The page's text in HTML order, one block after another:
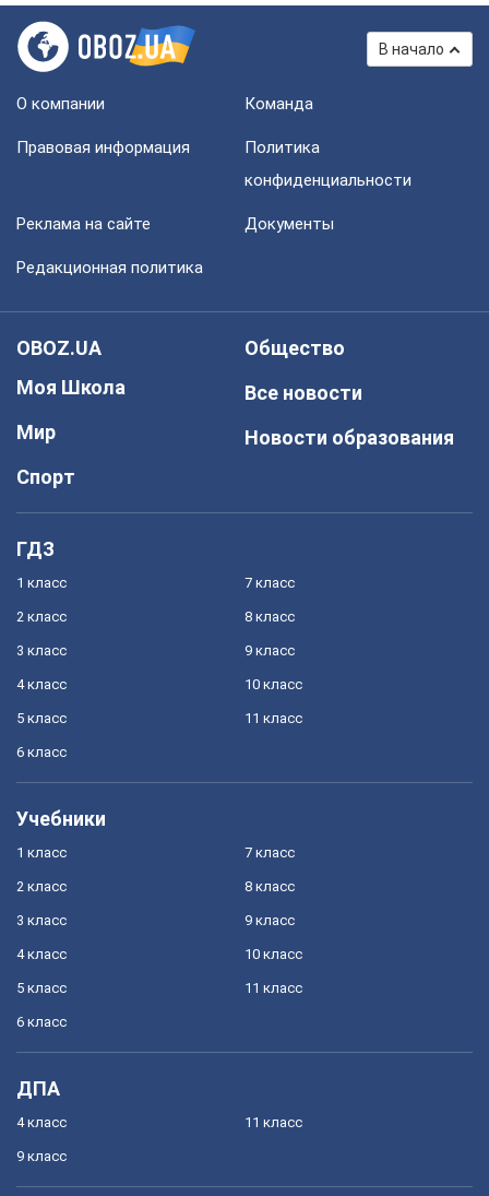
В начало
О компании Команда
Правовая информация
Политика
конфиденциальности
Реклама на сайте Документы
Редакционная политика
OBOZ.UA
Моя Школа
Мир
Спорт
Общество
Все новости
Новости образования
ГДЗ
1 класс
2 класс
3 класс
4 класс
5 класс
6 класс
7 класс
8 класс
9 класс
10 класс
11 класс
Учебники
1 класс
2 класс
3 класс
4 класс
5 класс
6 класс
7 класс
8 класс
9 класс
10 класс
11 класс
ДПА
4 класс
9 класс
11 класс